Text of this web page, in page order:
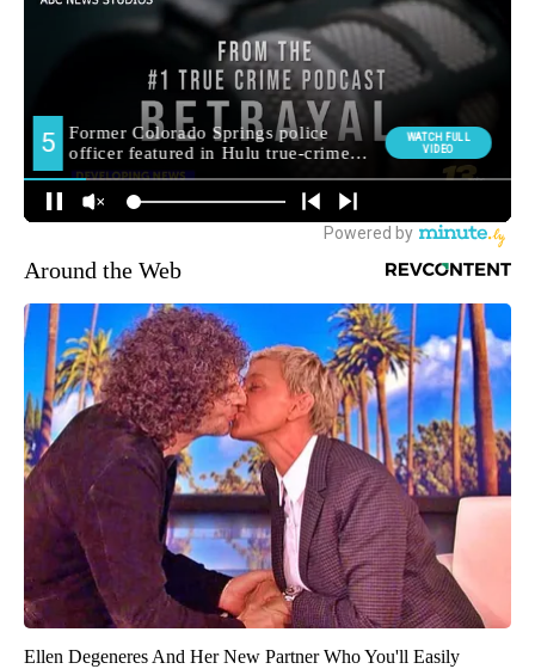
Around the Web
Ellen Degeneres And Her New Partner Who You'll Easily